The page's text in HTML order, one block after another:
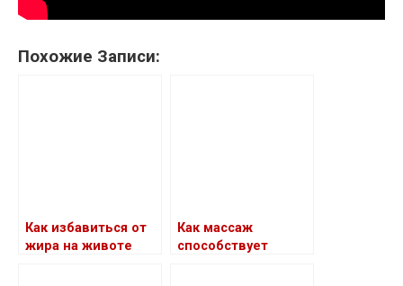
Похожие Записи:
Как избавиться от
жира на животе
Как массаж
способствует